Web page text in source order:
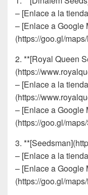
– [Enlace a la
– [Enlace a Google
(https://goo.gl/
2. **[Royal Queen
(https://
– [Enlace a la
(https://
– [Enlace a Google
(https://goo.gl/
3.
– [Enlace a la
– [Enlace a Google
(https://goo.gl/